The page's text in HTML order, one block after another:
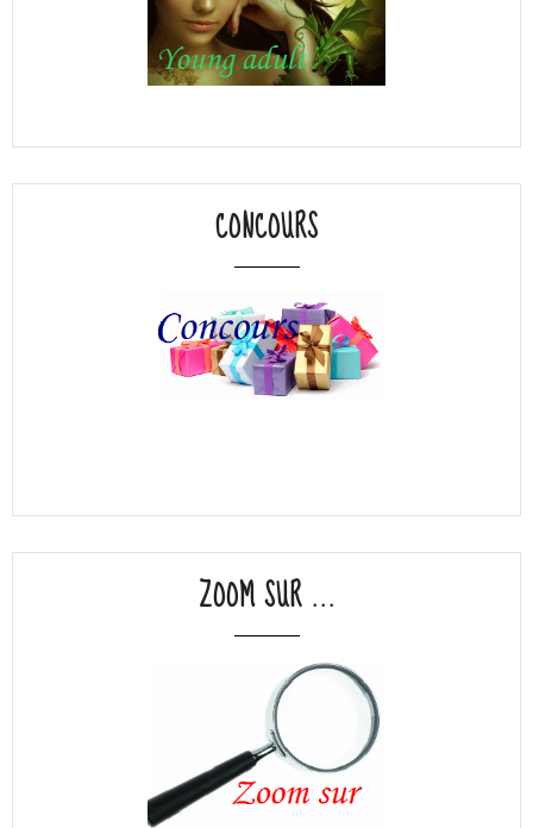
CONCOURS
ZOOM SUR ...